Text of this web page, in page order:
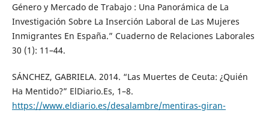
Género y Mercado de Trabajo : Una Panorámica de La
Investigación Sobre La Inserción Laboral de Las Mujeres
Inmigrantes En España.” Cuaderno de Relaciones Laborales
30 (1): 11–44.
SÁNCHEZ, GABRIELA. 2014. “Las Muertes de Ceuta: ¿Quién
Ha Mentido?” ElDiario.Es, 1–8.
https://www.eldiario.es/desalambre/mentiras-giran-